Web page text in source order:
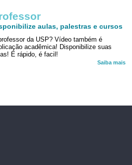
aulas, palestras e cursos
da USP? Vídeo também é
acadêmica! Disponibilize suas
É rápido, é facil!
Saiba mais